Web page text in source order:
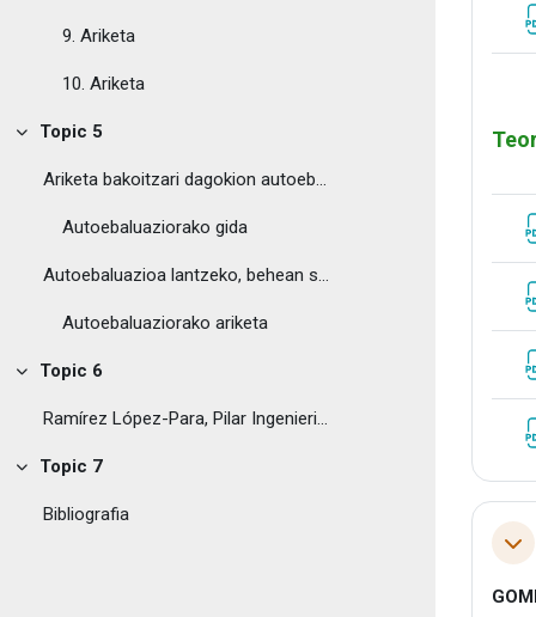
9. Ariketa
10. Ariketa
Tolestu
Topic 5
Ariketa bakoitzari dagokion autoebaluazioa, ar...
Autoebaluaziorako gida
Autoebaluazioa lantzeko, behean sakatu:
Autoebaluaziorako ariketa
Tolestu
Topic 6
Ramírez López-Para, Pilar Ingenieritza Mekanikoa ...
Tolestu
Topic 7
Bibliografia